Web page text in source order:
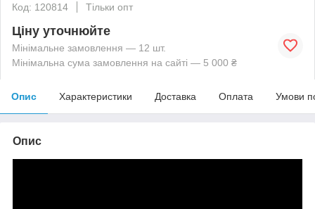
Код: 120814
Тільки опт
Ціну уточнюйте
Мінімальне замовлення — 12 шт.
Мінімальна сума замовлення на сайті — 5 000 ₴
Опис Характеристики Доставка Оплата Умови
Опис